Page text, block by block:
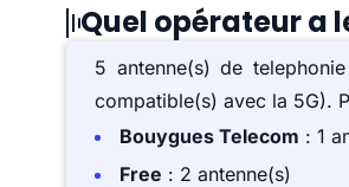
Quel opérateur a
5 antenne(s) de
compatible(s) avec la 5G).
Bouygues Telecom : 1
Free : 2 antenne(s)